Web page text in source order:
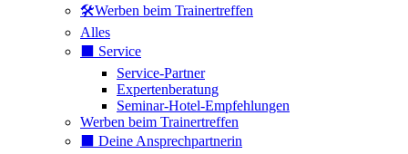
🛠️Werben beim Trainertreffen
Alles
⬛️ Service
Service-Partner
Expertenberatung
Seminar-Hotel-Empfehlungen
Werben beim Trainertreffen
⬛️ Deine Ansprechpartnerin